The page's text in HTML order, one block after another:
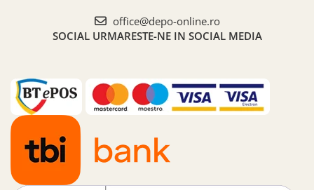
office@depo-online.ro
SOCIAL URMARESTE-NE IN SOCIAL MEDIA